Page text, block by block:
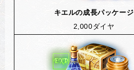
キエルの成長パッケージ
2,000ダイヤ